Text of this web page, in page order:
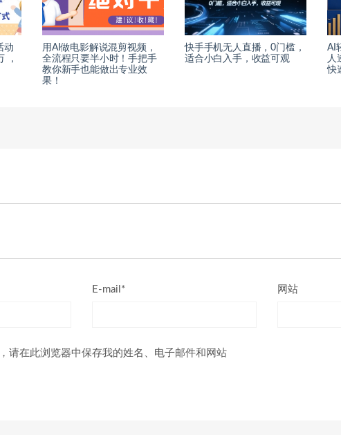
动
，
用AI做电影解说混剪视频，
全流程只要半小时！手把手
教你新手也能做出专业效
果！
快手手机无人直播，0门槛，
适合小白入手，收益可观
AI
人
快
E-mail* 网站
请在此浏览器中保存我的姓名、电子邮件和网站